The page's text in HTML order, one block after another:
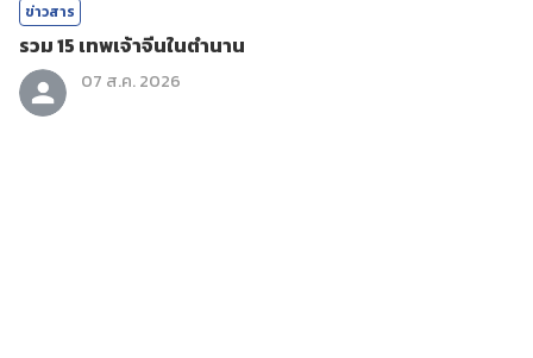
ข่าวสาร
รวม 15 เทพเจ้าจีนในตำนาน
07 ส.ค. 2026